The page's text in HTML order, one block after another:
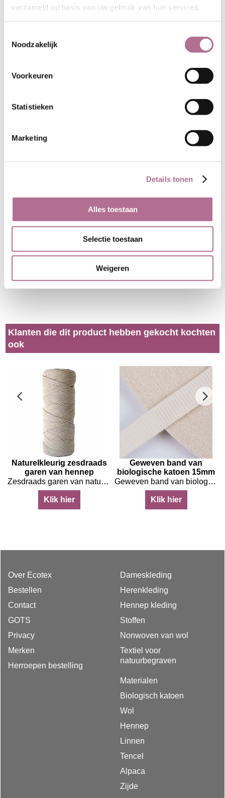
verzameld op basis van uw gebruik van hun services.
Noodzakelijk
Voorkeuren
Statistieken
Marketing
Details tonen
Alles toestaan
Selectie toestaan
Weigeren
Klanten die dit product hebben gekocht kochten
ook
Naturelkleurig zesdraads
garen van hennep
Zesdraads garen van naturelkleurige hennep
Klik hier
Geweven band van
biologische katoen 15mm
Geweven band van biologische katoen in naturelkleur- 15 mm
Klik hier
Over Ecotex
Bestellen
Contact
GOTS
Privacy
Merken
Herroepen bestelling
Dameskleding
Herenkleding
Hennep kleding
Stoffen
Nonwoven van wol
Textiel voor
natuurbegraven
Materialen
Biologisch katoen
Wol
Hennep
Linnen
Tencel
Alpaca
Zijde